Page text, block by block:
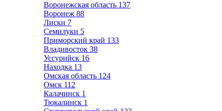
Воронежская область 137
Воронеж 88
Лиски 7
Семилуки 5
Приморский край 133
Владивосток 38
Уссурийск 16
Находка 13
Омская область 124
Омск 112
Калачинск 1
Тюкалинск 1